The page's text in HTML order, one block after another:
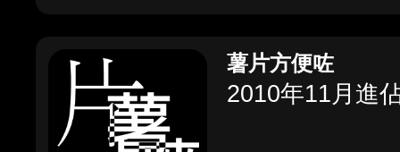
薯片方便咗
2010年11月進